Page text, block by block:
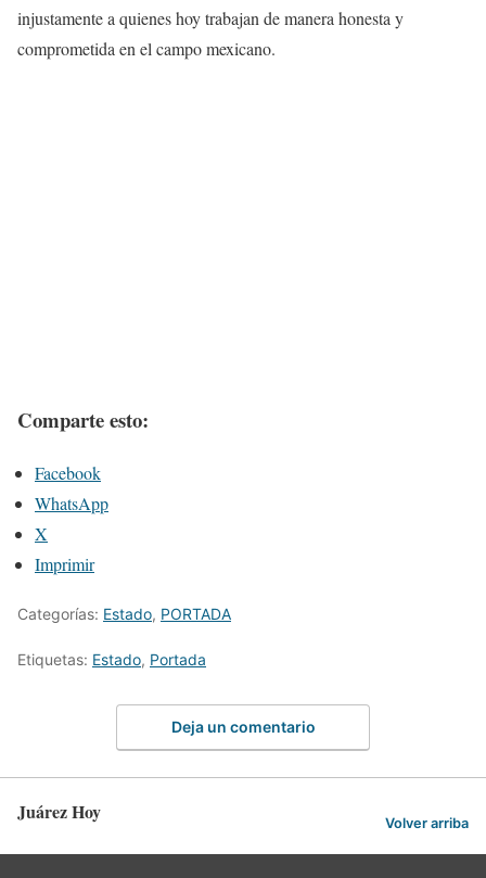
injustamente a quienes hoy trabajan de manera honesta y
comprometida en el campo mexicano.
Comparte esto:
Facebook
WhatsApp
X
Imprimir
Categorías: Estado, PORTADA
Etiquetas: Estado, Portada
Deja un comentario
Juárez Hoy Volver arriba